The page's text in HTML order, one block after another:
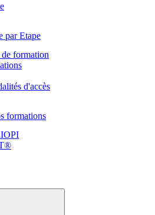
par Etape
formation
d'accès
formations